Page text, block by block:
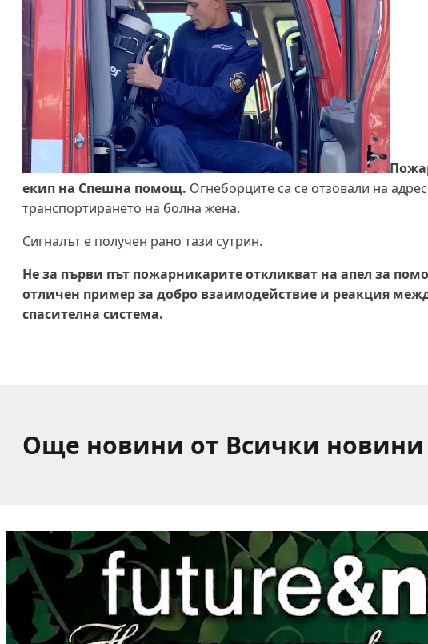
екип на Спешна помощ. Огнеборците са се отзовали на
транспортирането на болна жена.
Сигналът е получен рано тази сутрин.
Не за първи път пожарникарите откликват на апел за
отличен пример за добро взаимодействие и реакция
спасителна система.
Още новини от Всички новини